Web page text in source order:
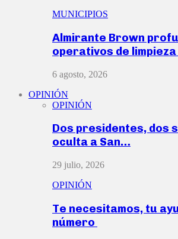
MUNICIPIOS
Almirante Brown
operativos de
6 agosto, 2026
OPINIÓN
OPINIÓN
Dos presidentes, dos
oculta a San…
29 julio, 2026
OPINIÓN
Te necesitamos, tu
número